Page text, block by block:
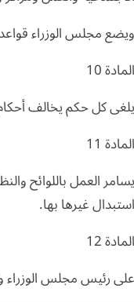
ويضع مجلس الوزراء
المادة 10
يلغى كل حكم يخالف
المادة 11
يسامر العمل باللوائح
استبدال غيرها بها.
المادة 12
على رئيس مجلس الوزراء